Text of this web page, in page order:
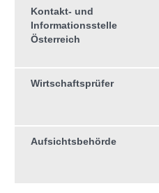
Kontakt- und
Informationsstelle
Österreich
Wirtschaftsprüfer
Aufsichtsbehörde